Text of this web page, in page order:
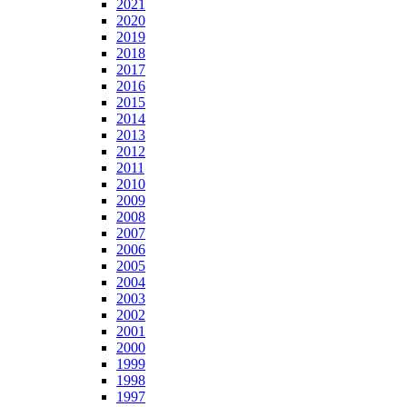
2021
2020
2019
2018
2017
2016
2015
2014
2013
2012
2011
2010
2009
2008
2007
2006
2005
2004
2003
2002
2001
2000
1999
1998
1997